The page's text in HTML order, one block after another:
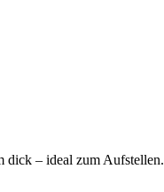
dick – ideal zum Aufstellen.